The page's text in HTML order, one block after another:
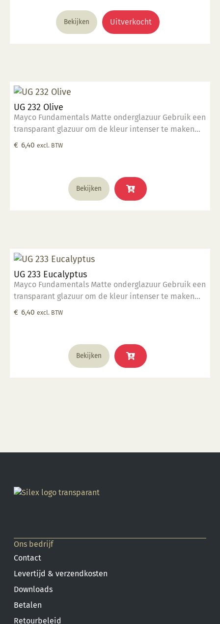
Bekijken Uitverkocht
UG 232 Olive
Mayco Fundamentals Matte onderglazuur Gebruik een
transparant glazuur om de kleur intenser te maken
Geschikt voor gebruiksgoed mits er een transparant
€ 6,40 excl. BTW
Bekijken
UG 233 Eucalyptus
Mayco Fundamentals Matte onderglazuur Gebruik een
transparant glazuur om de kleur intenser te maken
Geschikt voor gebruiksgoed mits er een transparant
€ 6,40 excl. BTW
Bekijken
Ons bedrijf
Contact
Levertijd & verzendkosten
Downloads
Betalen
Retourbeleid